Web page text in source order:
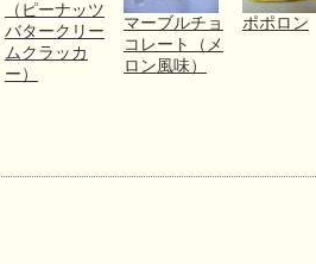
（ピーナッツ
バタークリー
ムクラッカ
ー）
マーブルチョ
コレート（メ
ロン風味）
ポポロン